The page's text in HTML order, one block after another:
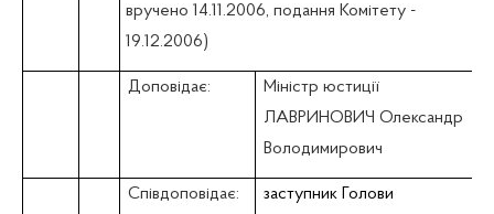
вручено 14.11.2006, подання Комітету -
19.12.2006)
Доповідає:
Міністр юстиції
ЛАВРИНОВИЧ Олександр
Володимирович
Співдоповідає:
заступник Голови